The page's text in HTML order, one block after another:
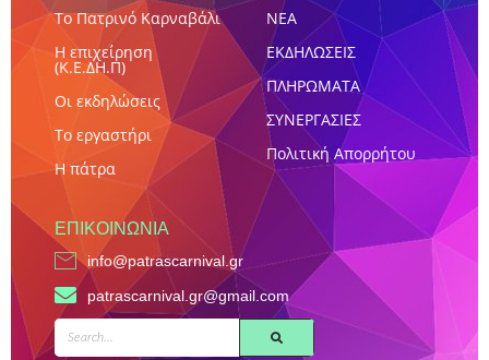
Το Πατρινό Καρναβάλι
Η επιχείρηση
(Κ.Ε.ΔΗ.Π)
Οι εκδηλώσεις
Το εργαστήρι
Η πάτρα
NEA
ΕΚΔΗΛΩΣΕΙΣ
ΠΛΗΡΩΜΑΤΑ
ΣΥΝΕΡΓΑΣΙΕΣ
Πολιτική Απορρήτου
ΕΠΙΚΟΙΝΩΝΊΑ
info@patrascarnival.gr
patrascarnival.gr@gmail.com
SEARCH